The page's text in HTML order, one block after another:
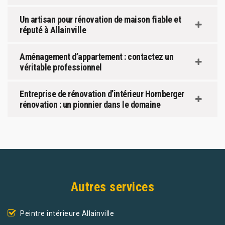
Un artisan pour rénovation de maison fiable et
réputé à Allainville
Aménagement d’appartement : contactez un
véritable professionnel
Entreprise de rénovation d’intérieur Hornberger
rénovation : un pionnier dans le domaine
Autres services
Peintre intérieure Allainville